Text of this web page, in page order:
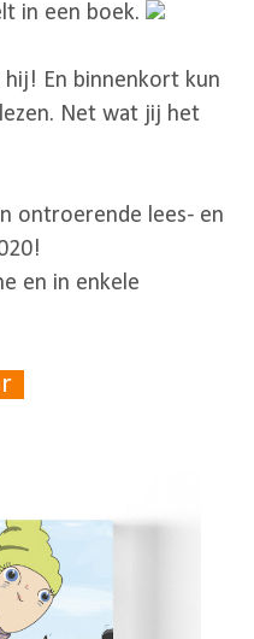
in een boek.
En binnenkort kun
Net wat jij het
ontroerende lees- en
en in enkele